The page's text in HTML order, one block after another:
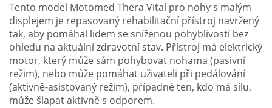
Tento model Motomed Thera Vital pro nohy s malým
displejem je repasovaný rehabilitační přístroj navržený
tak, aby pomáhal lidem se sníženou pohyblivostí bez
ohledu na aktuální zdravotní stav. Přístroj má elektrický
motor, který může sám pohybovat nohama (pasivní
režim), nebo může pomáhat uživateli při pedálování
(aktivně-asistovaný režim), případně ten, kdo má sílu,
může šlapat aktivně s odporem.